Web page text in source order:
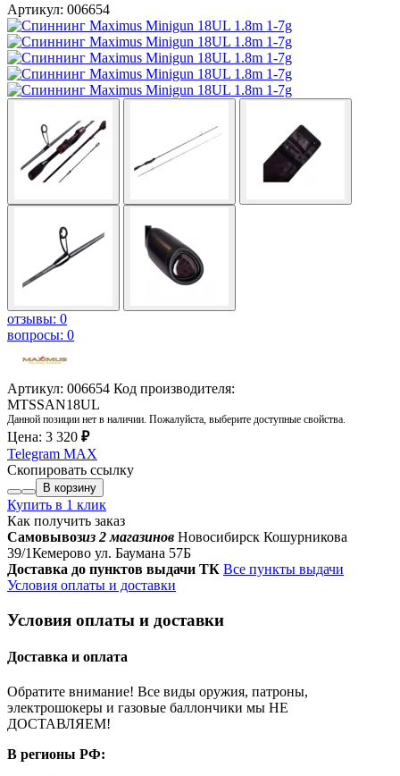
Артикул: 006654
отзывы: 0
вопросы: 0
Артикул: 006654 Код производителя:
MTSSAN18UL
Данной позиции нет в наличии. Пожалуйста, выберите доступные свойства.
Цена: 3 320 ₽
Telegram MAX
Скопировать ссылку
В корзину
Купить в 1 клик
Как получить заказ
Самовывозиз 2 магазинов Новосибирск Кошурникова
39/1Кемерово ул. Баумана 57Б
Доставка до пунктов выдачи ТК Все пункты выдачи
Условия оплаты и доставки
Условия оплаты и доставки
Доставка и оплата
Обратите внимание! Все виды оружия, патроны,
электрошокеры и газовые баллончики мы НЕ
ДОСТАВЛЯЕМ!
В регионы РФ: